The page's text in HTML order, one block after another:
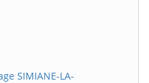
SIMIANE-LA-